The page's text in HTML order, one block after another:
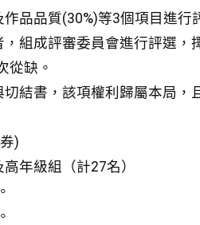
品品質(30%)等3個項目進行
組成評審委員會進行評選，
從缺。
結書，該項權利歸屬本局，
)
年級組（計27名）